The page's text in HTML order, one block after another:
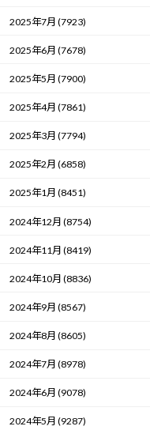
2025年7月 (7923)
2025年6月 (7678)
2025年5月 (7900)
2025年4月 (7861)
2025年3月 (7794)
2025年2月 (6858)
2025年1月 (8451)
2024年12月 (8754)
2024年11月 (8419)
2024年10月 (8836)
2024年9月 (8567)
2024年8月 (8605)
2024年7月 (8978)
2024年6月 (9078)
2024年5月 (9287)